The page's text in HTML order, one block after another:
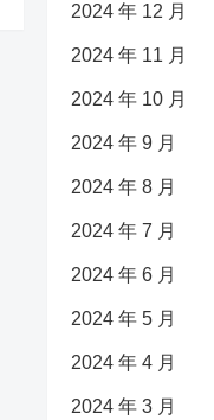
2024 年 12 月
2024 年 11 月
2024 年 10 月
2024 年 9 月
2024 年 8 月
2024 年 7 月
2024 年 6 月
2024 年 5 月
2024 年 4 月
2024 年 3 月